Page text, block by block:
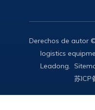
Derechos de autor
logistics
Leadong.
苏ICP